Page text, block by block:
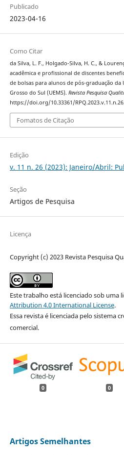
Publicado
2023-04-16
Como Citar
da Silva, L. F., Holgado-Silva, H. C., &
acadêmica e profissional de discentes
de bolsas para alunos de pós-graduação da
Grosso do Sul (UEMS). Revista Pesquisa
https://doi.org/10.33361/
Fomatos de Citação
Edição
v. 11 n. 26 (2023): Janeiro/Abril:
Seção
Artigos de Pesquisa
Licença
Copyright (c) 2023 Revista Pesquisa
Este trabalho está licenciado sob uma
Attribution 4.0 International License.
Essa revista é licenciada pelo sistema
comercial.
0 0
Artigos Semelhantes